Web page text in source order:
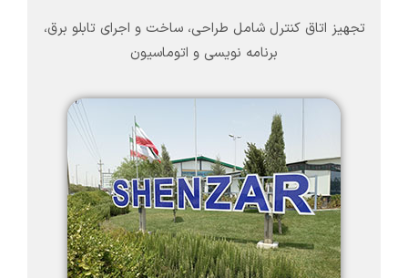
تجهیز اتاق کنترل شامل طراحی، ساخت و اجرای تابلو برق،
برنامه نویسی و اتوماسیون